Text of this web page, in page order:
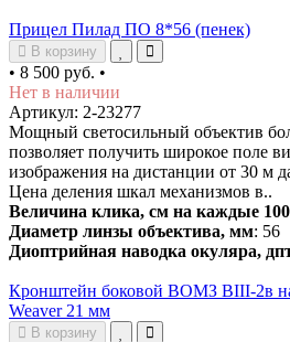
Прицел Пилад ПО 8*56 (пенек)
В корзину
• 8 500 руб. •
Нет в наличии
Артикул: 2-23277
Мощный светосильный объектив
позволяет получить широкое поле
изображения на дистанции от 30 м
Цена деления шкал механизмов в..
Величина клика, см на каждые
Диаметр линзы объектива, мм: 56
Диоптрийная наводка окуляра,
Кронштейн боковой ВОМЗ ВIII-2в
Weaver 21 мм
В корзину